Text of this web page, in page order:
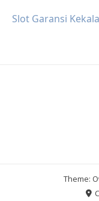
Slot Garansi
Theme: